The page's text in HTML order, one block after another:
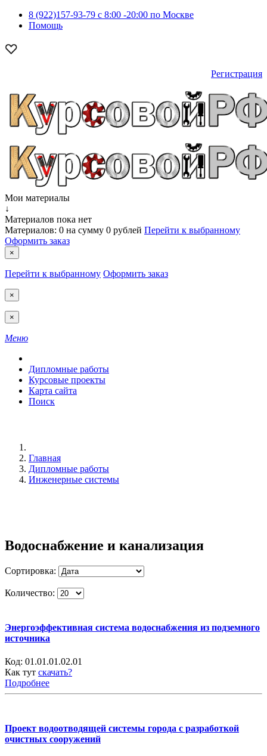
8 (922)157-93-79 c 8:00 -20:00 по Москве
Помощь
Регистрация
Мои материалы
↓
Материалов пока нет
Материалов: 0 на сумму 0 рублей Перейти к выбранному
Оформить заказ
×
Перейти к выбранному Оформить заказ
×
×
Меню
Дипломные работы
Курсовые проекты
Карта сайта
Поиск
Главная
Дипломные работы
Инженерные системы
Водоснабжение и канализация
Сортировка:
Количество:
Энергоэффективная система водоснабжения из подземного
источника
Код: 01.01.01.02.01
Как тут скачать?
Подробнее
Проект водоотводящей системы города с разработкой
очистных сооружений